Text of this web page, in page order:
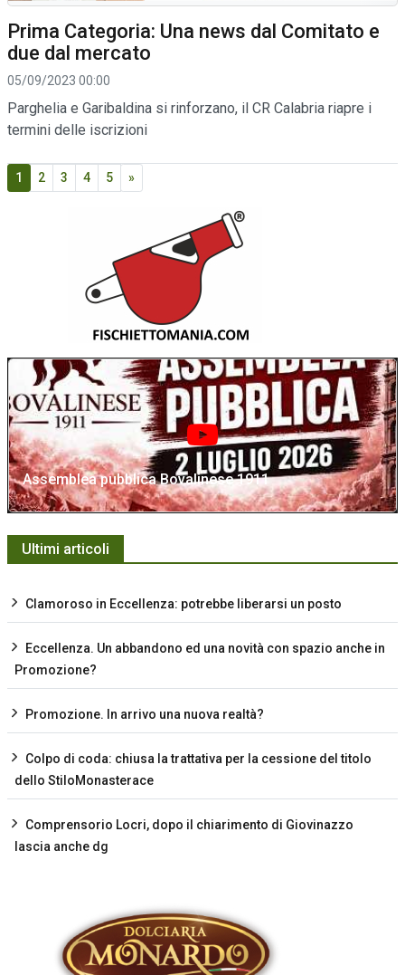
Prima Categoria: Una news dal Comitato e
due dal mercato
05/09/2023 00:00
Parghelia e Garibaldina si rinforzano, il CR Calabria riapre i
termini delle iscrizioni
1 2 3 4 5 »
Assemblea pubblica Bovalinese 1911
Ultimi articoli
Clamoroso in Eccellenza: potrebbe liberarsi un posto
Eccellenza. Un abbandono ed una novità con spazio anche in
Promozione?
Promozione. In arrivo una nuova realtà?
Colpo di coda: chiusa la trattativa per la cessione del titolo
dello StiloMonasterace
Comprensorio Locri, dopo il chiarimento di Giovinazzo
lascia anche dg